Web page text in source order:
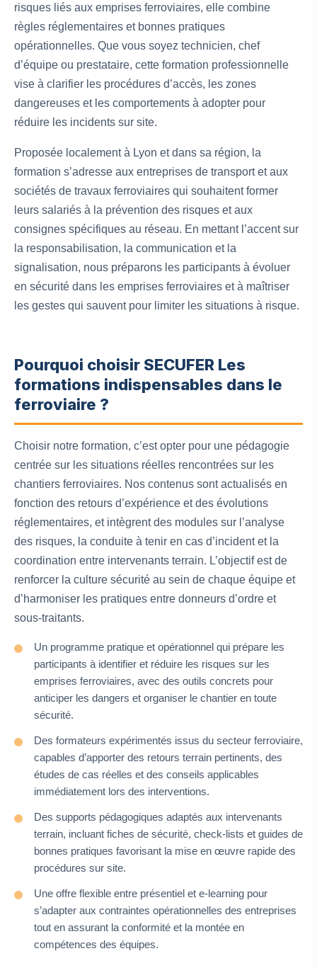
risques liés aux emprises ferroviaires, elle combine
règles réglementaires et bonnes pratiques
opérationnelles. Que vous soyez technicien, chef
d’équipe ou prestataire, cette formation professionnelle
vise à clarifier les procédures d’accès, les zones
dangereuses et les comportements à adopter pour
réduire les incidents sur site.
Proposée localement à Lyon et dans sa région, la
formation s’adresse aux entreprises de transport et aux
sociétés de travaux ferroviaires qui souhaitent former
leurs salariés à la prévention des risques et aux
consignes spécifiques au réseau. En mettant l’accent sur
la responsabilisation, la communication et la
signalisation, nous préparons les participants à évoluer
en sécurité dans les emprises ferroviaires et à maîtriser
les gestes qui sauvent pour limiter les situations à risque.
Pourquoi choisir SECUFER Les
formations indispensables dans le
ferroviaire ?
Choisir notre formation, c’est opter pour une pédagogie
centrée sur les situations réelles rencontrées sur les
chantiers ferroviaires. Nos contenus sont actualisés en
fonction des retours d’expérience et des évolutions
réglementaires, et intègrent des modules sur l’analyse
des risques, la conduite à tenir en cas d’incident et la
coordination entre intervenants terrain. L’objectif est de
renforcer la culture sécurité au sein de chaque équipe et
d’harmoniser les pratiques entre donneurs d’ordre et
sous-traitants.
Un programme pratique et opérationnel qui prépare les
participants à identifier et réduire les risques sur les
emprises ferroviaires, avec des outils concrets pour
anticiper les dangers et organiser le chantier en toute
sécurité.
Des formateurs expérimentés issus du secteur ferroviaire,
capables d’apporter des retours terrain pertinents, des
études de cas réelles et des conseils applicables
immédiatement lors des interventions.
Des supports pédagogiques adaptés aux intervenants
terrain, incluant fiches de sécurité, check-lists et guides de
bonnes pratiques favorisant la mise en œuvre rapide des
procédures sur site.
Une offre flexible entre présentiel et e-learning pour
s’adapter aux contraintes opérationnelles des entreprises
tout en assurant la conformité et la montée en
compétences des équipes.